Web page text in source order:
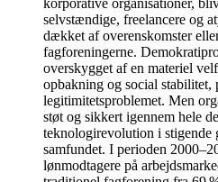
korporative organisationer,
selvstændige, freelancere og
dækket af overenskomster
fagforeningerne.
overskygget af en materiel
opbakning og social stabilitet,
legitimitetsproblemet. Men
støt og sikkert igennem hele
teknologirevolution i stigende
samfundet. I perioden
lønmodtagere på